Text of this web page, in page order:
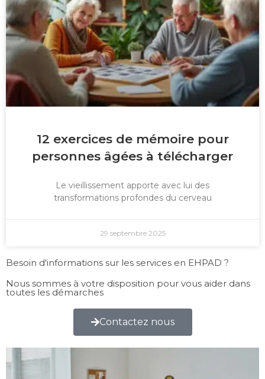
12 exercices de mémoire pour
personnes âgées à télécharger
Le vieillissement apporte avec lui des
transformations profondes du cerveau
29 septembre 2025
Besoin d'informations sur les services en EHPAD ?
Nous sommes à votre disposition pour vous aider dans
toutes les démarches
Contactez nous